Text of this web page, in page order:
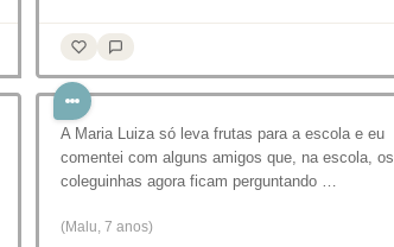
A Maria Luiza só leva frutas para a escola e eu
comentei com alguns amigos que, na escola, os
coleguinhas agora ficam perguntando …
(Malu, 7 anos)